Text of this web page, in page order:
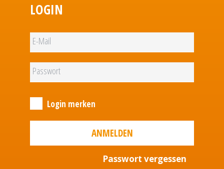
LOGIN
Login merken
ANMELDEN
Passwort vergessen